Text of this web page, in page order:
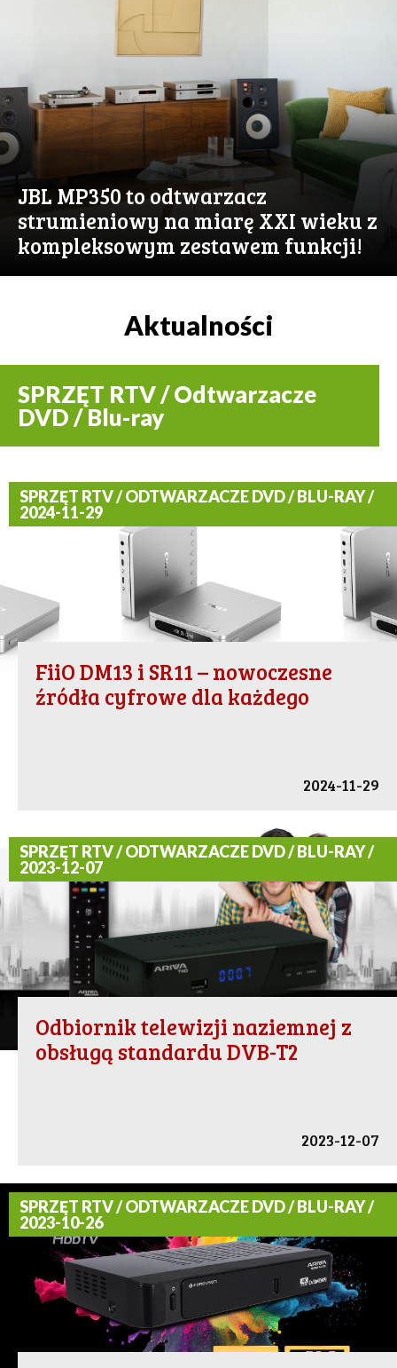
JBL MP350 to odtwarzacz
strumieniowy na miarę XXI wieku z
kompleksowym zestawem funkcji!
Aktualności
SPRZĘT RTV / Odtwarzacze
DVD / Blu-ray
SPRZĘT RTV / ODTWARZACZE DVD / BLU-RAY /
2024-11-29
FiiO DM13 i SR11 – nowoczesne
źródła cyfrowe dla każdego
2024-11-29
SPRZĘT RTV / ODTWARZACZE DVD / BLU-RAY /
2023-12-07
Odbiornik telewizji naziemnej z
obsługą standardu DVB-T2
2023-12-07
SPRZĘT RTV / ODTWARZACZE DVD / BLU-RAY /
2023-10-26